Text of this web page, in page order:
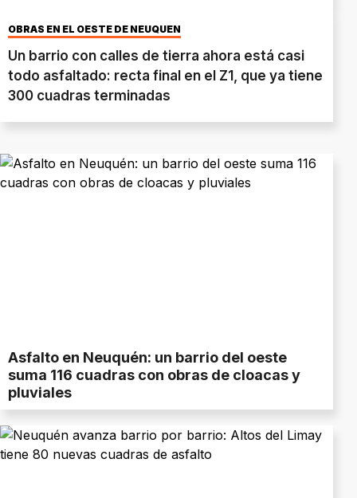
OBRAS EN EL OESTE DE NEUQUÉN
Un barrio con calles de tierra ahora está casi
todo asfaltado: recta final en el Z1, que ya tiene
300 cuadras terminadas
Asfalto en Neuquén: un barrio del oeste
suma 116 cuadras con obras de cloacas y
pluviales